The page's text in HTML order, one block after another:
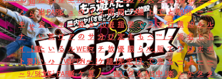
メ
キ
ナ
イ
ト
～
ら
せ
【重
要】
9/5(土)
出
会
い
た
い。』
×VS
PARK
で
笑
い
ハ
ジ
し
ゃ
げ
る
「VS
PARK」
ュ
ー
ア
ル
OPEN♬
新
の
枠
の
WEB
チ
ケ
げ
る
サ
マ
ー！
夏
り
120
分
チ
ケ
ッ
間
遊
び
放
題！
「夜
間
指
定
優
先
入
「大
学
生
限
定！
グ
場
で
も
ら
え
る！
ト
ラ
ベ
ル」
で
VS
で
す
™」
販
売
中！
と
行
っ
て
も
楽
PARK
横
浜
ワ
ー
ル
20
名
以
上
か
ー
ル
ド
ポ
ー
タ
ー
ル
ド
ポ
ー
タ